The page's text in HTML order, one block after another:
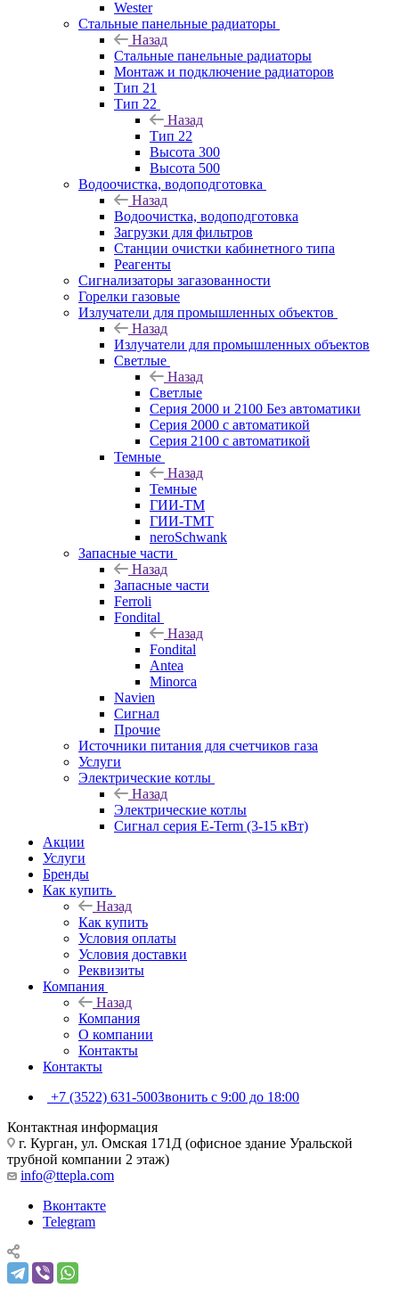
Wester
Стальные панельные радиаторы
Назад
Стальные панельные радиаторы
Монтаж и подключение радиаторов
Тип 21
Тип 22
Назад
Тип 22
Высота 300
Высота 500
Водоочистка, водоподготовка
Назад
Водоочистка, водоподготовка
Загрузки для фильтров
Станции очистки кабинетного типа
Реагенты
Сигнализаторы загазованности
Горелки газовые
Излучатели для промышленных объектов
Назад
Излучатели для промышленных объектов
Светлые
Назад
Светлые
Серия 2000 и 2100 Без автоматики
Серия 2000 с автоматикой
Серия 2100 с автоматикой
Темные
Назад
Темные
ГИИ-ТМ
ГИИ-ТМТ
neroSchwank
Запасные части
Назад
Запасные части
Ferroli
Fondital
Назад
Fondital
Antea
Minorca
Navien
Сигнал
Прочие
Источники питания для счетчиков газа
Услуги
Электрические котлы
Назад
Электрические котлы
Сигнал серия E-Term (3-15 кВт)
Акции
Услуги
Бренды
Как купить
Назад
Как купить
Условия оплаты
Условия доставки
Реквизиты
Компания
Назад
Компания
О компании
Контакты
Контакты
+7 (3522) 631-500Звонить с 9:00 до 18:00
Контактная информация
г. Курган, ул. Омская 171Д (офисное здание Уральской
трубной компании 2 этаж)
info@ttepla.com
Вконтакте
Telegram